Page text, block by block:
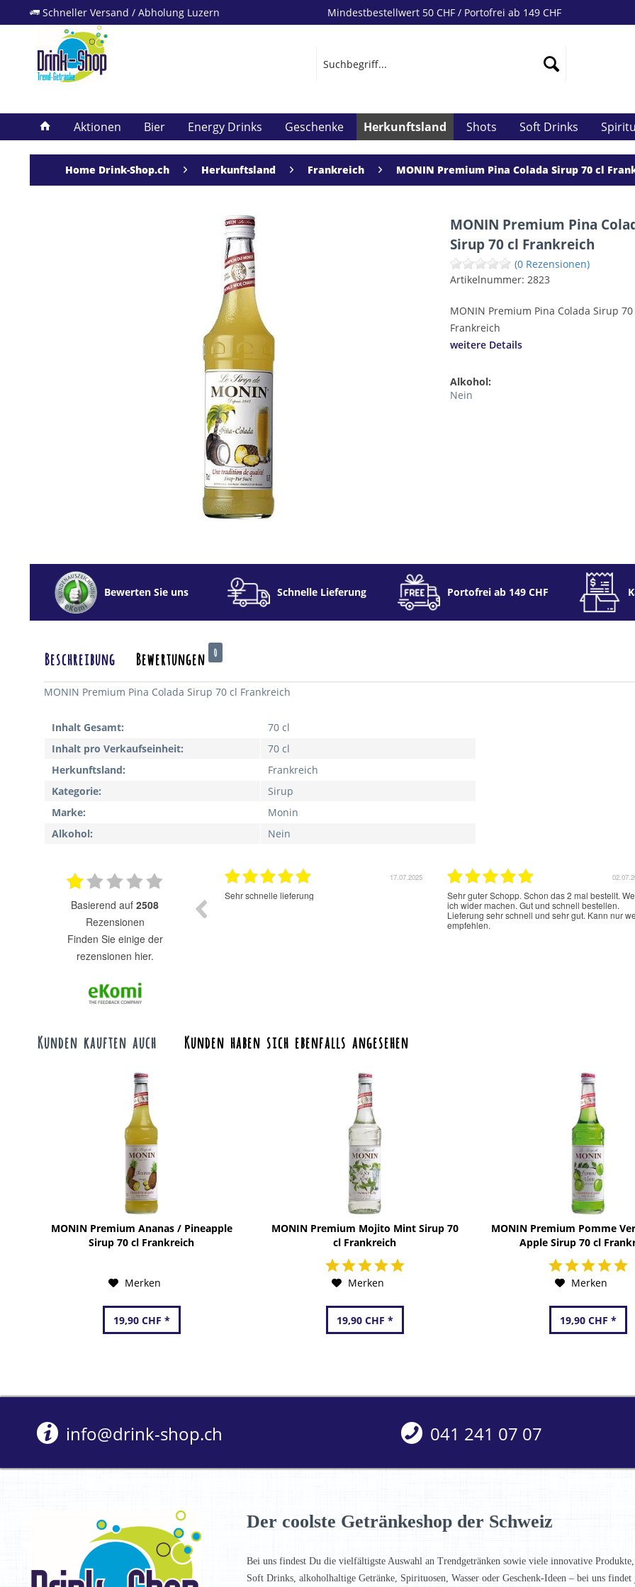
Schneller Versand / Abholung Luzern Mindestbestellwert 50 CHF / Portofrei ab 149 CHF
Aktionen Bier Energy Drinks Geschenke Herkunftsland Shots Soft Drinks
Home Drink-Shop.ch Herkunftsland Frankreich MONIN Premium Pina Colada Sirup 70 cl
MONIN Premium Pina
Sirup 70 cl Frankreich
(0 Rezensionen)
Artikelnummer:2823
MONIN Premium Pina Colada Sirup 70
Frankreich
weitere Details
Alkohol:
Nein
Bewerten Sie uns Schnelle Lieferung Portofrei ab 149 CHF
Beschreibung Bewertungen 0
MONIN Premium Pina Colada Sirup 70 cl Frankreich
Inhalt Gesamt:
70 cl
Inhalt pro Verkaufseinheit:
70 cl
Herkunftsland:
Frankreich
Kategorie:
Sirup
Marke:
Monin
Alkohol:
Nein
basierend auf 2508
Rezensionen
finden Sie einige der
rezensionen hier.
17.07.2025
Sehr schnelle lieferung
Sehr guter Schopp. Schon das 2 mal bestellt.
ich wider machen. Gut und schnell bestellen.
Lieferung sehr schnell und sehr gut. Kann nur
empfehlen.
Kunden kauften auch Kunden haben sich ebenfalls angesehen
MONIN Premium Ananas / Pineapple
Sirup 70 cl Frankreich
Merken
19,90 CHF *
MONIN Premium Mojito Mint Sirup 70
cl Frankreich
Merken
19,90 CHF *
MONIN Premium Pomme
Apple Sirup 70 cl
Merken
19,90 CHF *
info@drink-shop.ch 041 241 07 07
Der coolste Getränkeshop der Schweiz
Bei uns findest Du die vielfältigste Auswahl an Trendgetränken sowie viele innovative
Soft Drinks, alkoholhaltige Getränke, Spirituosen, Wasser oder Geschenk-Ideen – bei uns